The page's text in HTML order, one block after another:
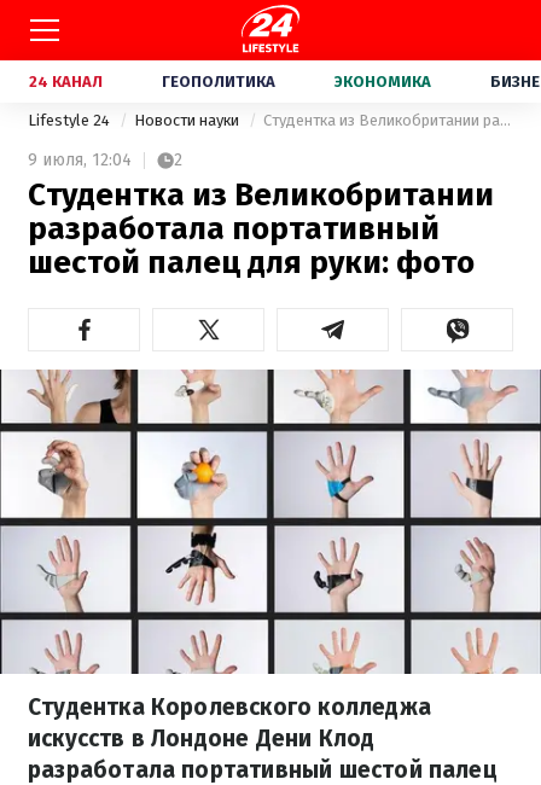
24 КАНАЛ ГЕОПОЛИТИКА ЭКОНОМИКА
Lifestyle 24 Новости науки Студентка из Великобритании разработала портативный шестой палец для руки: фото
9 июля, 12:04 2
Студентка из Великобритании
разработала портативный
шестой палец для руки: фото
Студентка Королевского колледжа
искусств в Лондоне Дени Клод
разработала портативный шестой палец